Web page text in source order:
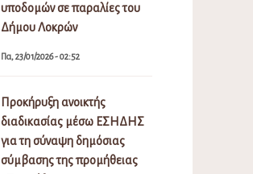
υποδομών σε παραλίες του
Δήμου Λοκρών
Πα, 23/01/2026 - 02:52
Προκήρυξη ανοικτής
διαδικασίας μέσω ΕΣΗΔΗΣ
για τη σύναψη δημόσιας
σύμβασης της προμήθειας